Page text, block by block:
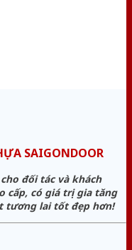
SAIGONDOOR
đối tác và khách
cấp, có giá trị gia tăng
tương lai tốt đẹp hơn!